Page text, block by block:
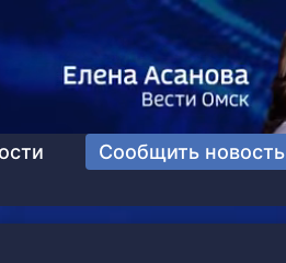
Сообщить новость